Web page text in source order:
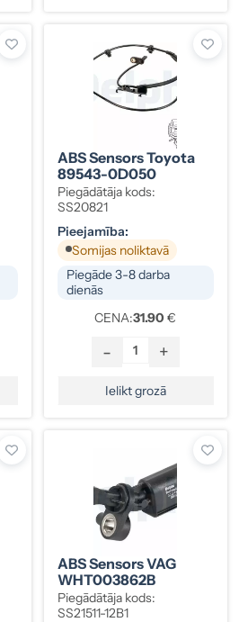
ABS Sensors Toyota
89543-0D050
Piegādātāja kods:
SS20821
Pieejamība:
Somijas noliktavā
Piegāde 3-8 darba
dienās
CENA:31.90 €
- +
Ielikt grozā
ABS Sensors VAG
WHT003862B
Piegādātāja kods:
SS21511-12B1